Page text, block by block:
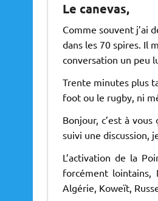
Le canevas,
Comme souvent j’ai
dans les 70 spires. Il
conversation un peu
Trente minutes plus
foot ou le rugby, ni
Bonjour, c’est à
suivi une discussion,
L’activation de la
forcément lointains,
Algérie, Koweït,